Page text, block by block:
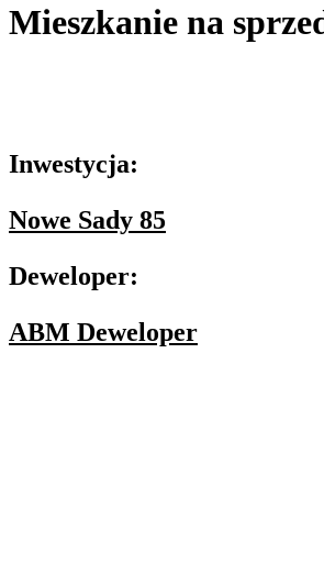
Mieszkanie na
Inwestycja:
Nowe Sady 85
Deweloper:
ABM Deweloper